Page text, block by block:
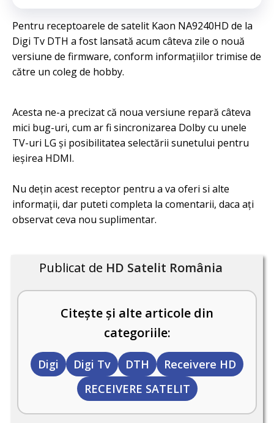
Pentru receptoarele de satelit Kaon NA9240HD de la
Digi Tv DTH a fost lansată acum câteva zile o nouă
versiune de firmware, conform informațiilor trimise de
către un coleg de hobby.
Acesta ne-a precizat că noua versiune repară câteva
mici bug-uri, cum ar fi sincronizarea Dolby cu unele
TV-uri LG și posibilitatea selectării sunetului pentru
ieșirea HDMI.
Nu dețin acest receptor pentru a va oferi si alte
informații, dar puteti completa la comentarii, daca ați
observat ceva nou suplimentar.
Publicat de HD Satelit România
Citește și alte articole din
categoriile:
Digi Digi Tv DTH
Receivere HD
RECEIVERE SATELIT